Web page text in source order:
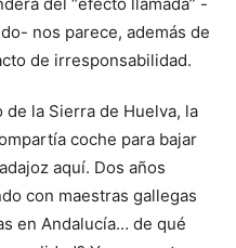
del “efecto llamada” -
nos parece, además de
de irresponsabilidad.
de la Sierra de Huelva, la
coche para bajar
aquí. Dos años
con maestras gallegas
en Andalucía… de qué